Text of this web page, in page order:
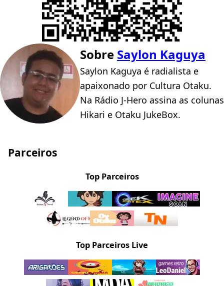
Sobre Saylon Kaguya
Saylon Kaguya é radialista e
apaixonado por Cultura Otaku.
Na Rádio J-Hero assina as colunas
Hikari e Otaku JukeBox.
Parceiros
Top Parceiros
Top Parceiros Live